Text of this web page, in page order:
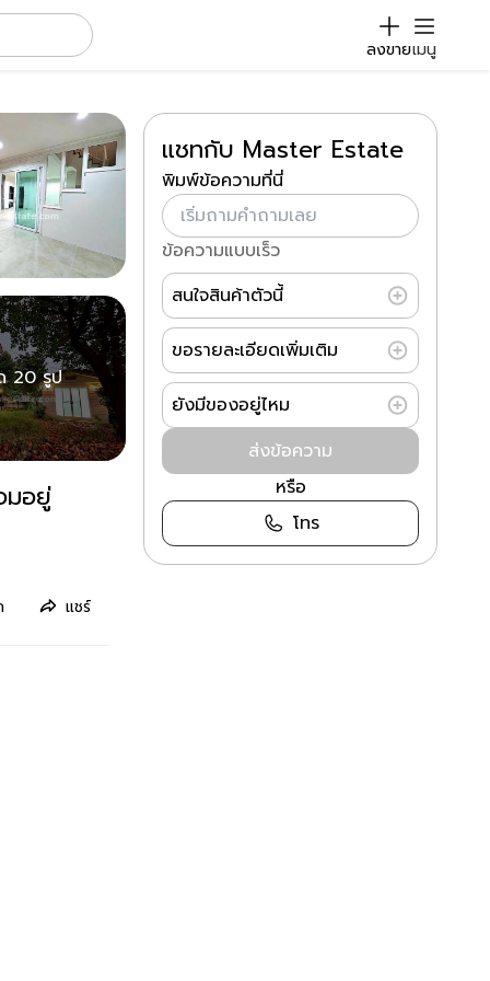
ลงขายเมนู
20 รูป
มอยู่
แชร์
แชทกับ Master Estate
พิมพ์ข้อความที่นี่
ข้อความแบบเร็ว
สนใจสินค้าตัวนี้
ขอรายละเอียดเพิ่มเติม
ยังมีของอยู่ไหม
ส่งข้อความ
หรือ
โทร